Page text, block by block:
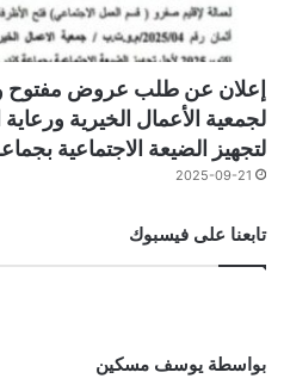
لجمعية الأعمال الخيرية
لتجهيز الضيعة الاجتماعية
2025-09-21
تابعنا على فيسبوك
بواسطة يوسف مسكين